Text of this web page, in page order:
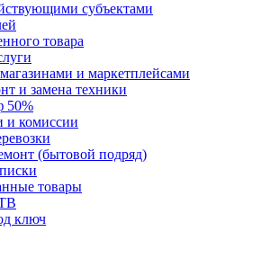
субъектами
товара
и маркетплейсами
и замена техники
50%
и комиссии
(бытовой подряд)
товары
ключ